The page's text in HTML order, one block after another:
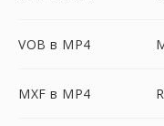
VOB в MP4
MXF в MP4